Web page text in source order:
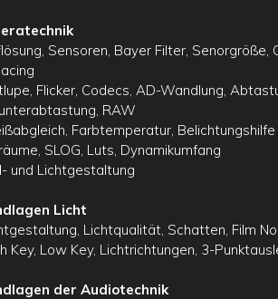
Sensoren, Bayer Filter,
Flicker, Codecs, AD-Wandlung,
RAW
Farbtemperatur,
SLOG, Luts, Dynamikumfang
und Lichtgestaltung
Licht
Lichtqualität, Schatten, Film
Key, Low Key, Lichtrichtungen, 3-
der Audiotechnik